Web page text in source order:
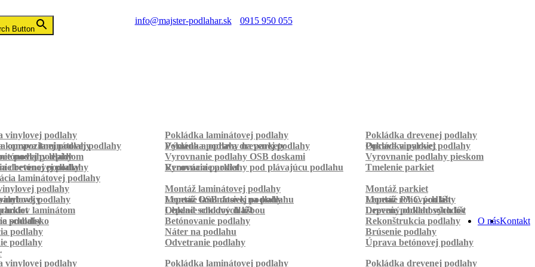
info@majster-podlahar.sk
0915 950 055
Button
vinylovej podlahy Pokládka laminátovej podlahy
Pokládka drevenej podlahy
kompozitnej podlahy Pokládka podlahy na parkety Pokládka parkiet
oprava laminátovej podlahy Výmena a oprava drevenej podlahy
Oprava vinylovej podlahy
podlahy
podlahy lepidlom Vyrovnanie podlahy OSB doskami
Vyrovnanie podlahy pieskom
betónovej podlahy Vyrovnanie podlahy pod plávajúcu podlahu
drevenej podlahy Renovácia parkiet
Tmelenie parkiet
laminátovej podlahy
podlahy Montáž laminátovej podlahy
Montáž parkiet
Montáž OSB dosiek na podlahu
Montáž rohových líšt
podlahy Lepenie laminátovej podlahy
Lepenie PVC podlahy
Lepenie soklových líšt Lepenie podlahových líšt
laminátom Obklad schodov dlažbou
Drevený obklad schodov
schodisko
podlahy Betónovanie podlahy
Rekonštrukcia podlahy
podlahy Náter na podlahu
Brúsenie podlahy
podlahy Odvetranie podlahy
Úprava betónovej podlahy
Kontakt
O nás
vinylovej podlahy Pokládka laminátovej podlahy
Pokládka drevenej podlahy